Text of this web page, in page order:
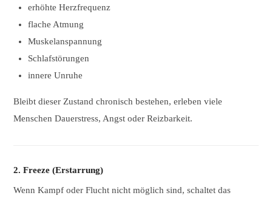
erhöhte Herzfrequenz
flache Atmung
Muskelanspannung
Schlafstörungen
innere Unruhe
Bleibt dieser Zustand chronisch bestehen, erleben viele
Menschen Dauerstress, Angst oder Reizbarkeit.
2. Freeze (Erstarrung)
Wenn Kampf oder Flucht nicht möglich sind, schaltet das